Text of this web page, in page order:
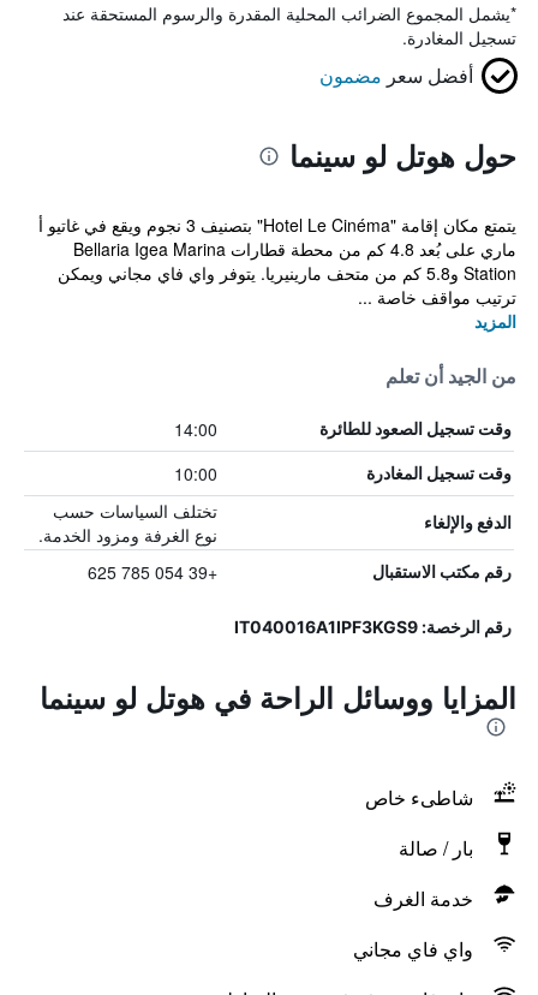
*يشمل المجموع الضرائب المحلية المقدرة والرسوم المستحقة عند
تسجيل المغادرة.
أفضل سعر مضمون
حول هوتل لو سينما
يتمتع مكان إقامة "Hotel Le Cinéma" بتصنيف 3 نجوم ويقع في غاتيو أ
ماري على بُعد 4.8 كم من محطة قطارات Bellaria Igea Marina
Station و5.8 كم من متحف مارينيريا. يتوفر واي فاي مجاني ويمكن
ترتيب مواقف خاصة ...
المزيد
من الجيد أن تعلم
وقت تسجيل الصعود للطائرة 14:00
وقت تسجيل المغادرة 10:00
الدفع والإلغاء
تختلف السياسات حسب
نوع الغرفة ومزود الخدمة.
رقم مكتب الاستقبال +39 054 785 625
رقم الرخصة: IT040016A1IPF3KGS9
المزايا ووسائل الراحة في هوتل لو سينما
شاطىء خاص
بار / صالة
خدمة الغرف
واي فاي مجاني